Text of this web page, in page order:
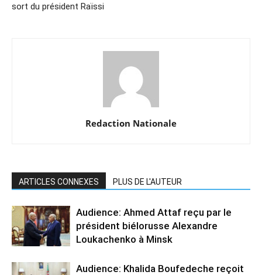
sort du président Raïssi
Redaction Nationale
ARTICLES CONNEXES PLUS DE L'AUTEUR
Audience: Ahmed Attaf reçu par le
président biélorusse Alexandre
Loukachenko à Minsk
Audience: Khalida Boufedeche reçoit